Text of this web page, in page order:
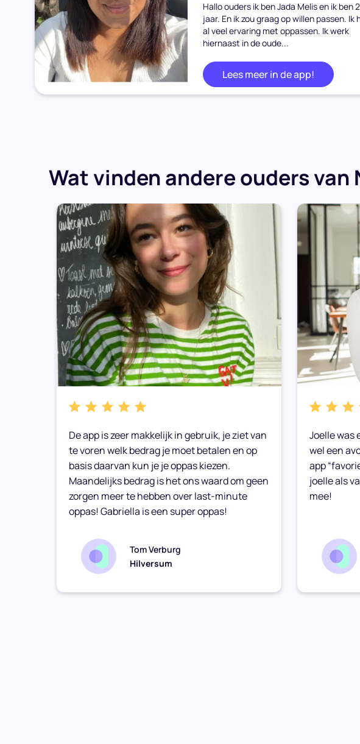
Hallo ouders ik ben Jada Melis en ik ben
jaar. En ik zou graag op willen passen. Ik
al veel ervaring met oppassen. Ik werk
hiernaast in de oude...
Lees meer in de app!
Wat vinden andere ouders van
De app is zeer makkelijk in gebruik, je ziet van
te voren welk bedrag je moet betalen en op
basis daarvan kun je je oppas kiezen.
Maandelijks bedrag is het ons waard om geen
zorgen meer te hebben over last-minute
oppas! Gabriella is een super oppas!
Tom Verburg
Hilversum
Joelle was
wel een
app
joelle als
mee!